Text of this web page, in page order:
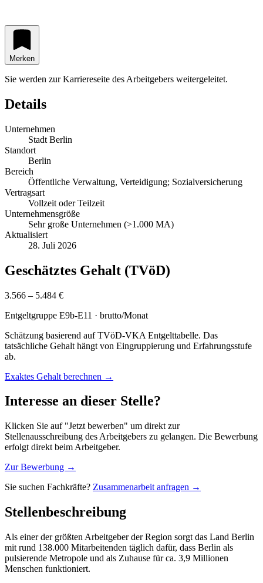
Merken
Sie werden zur Karriereseite des Arbeitgebers weitergeleitet.
Details
Unternehmen
Stadt Berlin
Standort
Berlin
Bereich
Öffentliche Verwaltung, Verteidigung; Sozialversicherung
Vertragsart
Vollzeit oder Teilzeit
Unternehmensgröße
Sehr große Unternehmen (>1.000 MA)
Aktualisiert
28. Juli 2026
Geschätztes Gehalt (TVöD)
3.566 – 5.484 €
Entgeltgruppe E9b-E11 · brutto/Monat
Schätzung basierend auf TVöD-VKA Entgelttabelle. Das
tatsächliche Gehalt hängt von Eingruppierung und Erfahrungsstufe
ab.
Exaktes Gehalt berechnen →
Interesse an dieser Stelle?
Klicken Sie auf "Jetzt bewerben" um direkt zur
Stellenausschreibung des Arbeitgebers zu gelangen. Die Bewerbung
erfolgt direkt beim Arbeitgeber.
Zur Bewerbung →
Sie suchen Fachkräfte? Zusammenarbeit anfragen →
Stellenbeschreibung
Als einer der größten Arbeitgeber der Region sorgt das Land Berlin
mit rund 138.000 Mitarbeitenden täglich dafür, dass Berlin als
pulsierende Metropole und als Zuhause für ca. 3,9 Millionen
Menschen funktioniert.